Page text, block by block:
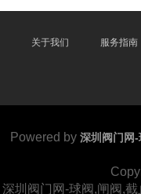
关于我们 服务指南
Powered by 深圳阀门网
深圳阀门网-球阀,闸阀,